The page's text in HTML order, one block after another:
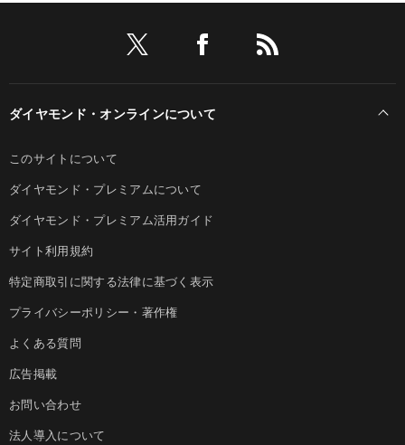
ダイヤモンド・オンラインについて
このサイトについて
ダイヤモンド・プレミアムについて
ダイヤモンド・プレミアム活用ガイド
サイト利用規約
特定商取引に関する法律に基づく表示
プライバシーポリシー・著作権
よくある質問
広告掲載
お問い合わせ
法人導入について